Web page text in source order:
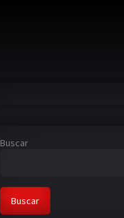
Buscar
Buscar